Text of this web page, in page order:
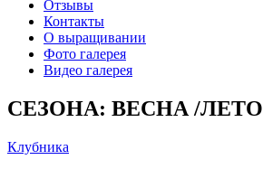
Отзывы
Контакты
О выращивании
Фото галерея
Видео галерея
СЕЗОНА: ВЕСНА /ЛЕТО
Клубника